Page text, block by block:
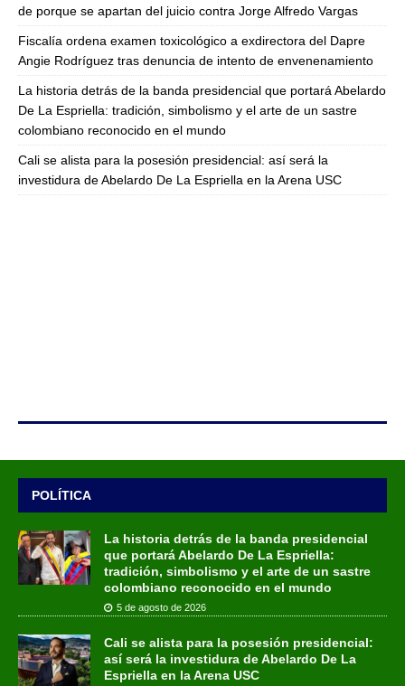
de porque se apartan del juicio contra Jorge Alfredo Vargas
Fiscalía ordena examen toxicológico a exdirectora del Dapre
Angie Rodríguez tras denuncia de intento de envenenamiento
La historia detrás de la banda presidencial que portará Abelardo
De La Espriella: tradición, simbolismo y el arte de un sastre
colombiano reconocido en el mundo
Cali se alista para la posesión presidencial: así será la
investidura de Abelardo De La Espriella en la Arena USC
POLÍTICA
La historia detrás de la banda presidencial
que portará Abelardo De La Espriella:
tradición, simbolismo y el arte de un sastre
colombiano reconocido en el mundo
5 de agosto de 2026
Cali se alista para la posesión presidencial:
así será la investidura de Abelardo De La
Espriella en la Arena USC